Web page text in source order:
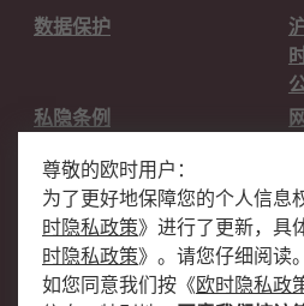
数据保护
私隐条例
关于欧时
欧时销售条款
企业集团
尊敬的欧时用户：
为了更好地保障您的个人信息
时隐私政策》 进行了更新，具
时隐私政策》 。请您仔细阅读。
如您同意我们按 《欧时隐私政